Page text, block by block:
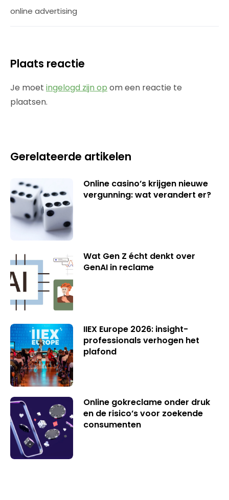
online advertising
Plaats reactie
Je moet ingelogd zijn op om een reactie te
plaatsen.
Gerelateerde artikelen
Online casino’s krijgen nieuwe
vergunning: wat verandert er?
Wat Gen Z écht denkt over
GenAI in reclame
IIEX Europe 2026: insight-
professionals verhogen het
plafond
Online gokreclame onder druk
en de risico’s voor zoekende
consumenten